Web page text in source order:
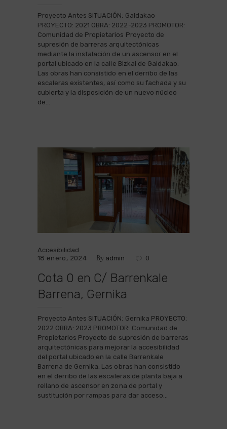
Proyecto Antes SITUACIÓN: Galdakao
PROYECTO: 2021 OBRA: 2022-2023 PROMOTOR:
Comunidad de Propietarios Proyecto de
supresión de barreras arquitectónicas
mediante la instalación de un ascensor en el
portal ubicado en la calle Bizkai de Galdakao.
Las obras han consistido en el derribo de las
escaleras existentes, así como su fachada y su
cubierta y la disposición de un nuevo núcleo
de…
Accesibilidad
18 enero, 2024
By admin 0
Cota 0 en C/ Barrenkale
Barrena, Gernika
Proyecto Antes SITUACIÓN: Gernika PROYECTO:
2022 OBRA: 2023 PROMOTOR: Comunidad de
Propietarios Proyecto de supresión de barreras
arquitectónicas para mejorar la accesibilidad
del portal ubicado en la calle Barrenkale
Barrena de Gernika. Las obras han consistido
en el derribo de las escaleras de planta baja a
rellano de ascensor en zona de portal y
sustitución por rampas para dar acceso…